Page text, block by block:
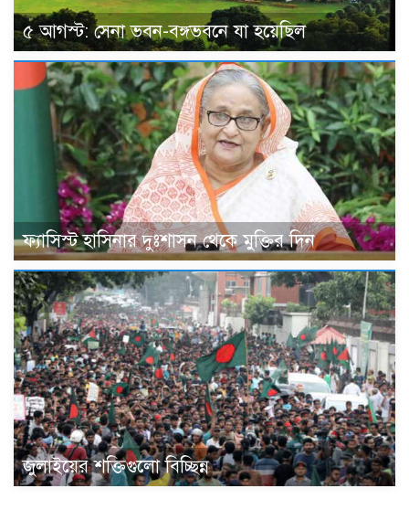
৫ আগস্ট: সেনা ভবন-বঙ্গভবনে যা হয়েছিল
ফ্যাসিস্ট হাসিনার দুঃশাসন থেকে মুক্তির দিন
জুলাইয়ের শক্তিগুলো বিচ্ছিন্ন